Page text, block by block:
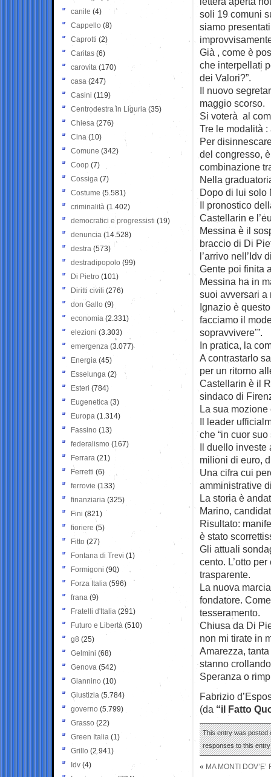
soli 19 comuni
siamo
Già , come è
che interpellati
dei Valori?”.
Il nuovo
maggio scorso.
Si voterà al
Tre le modalità
Per
del congresso,
combinazione
Nella
Dopo di lui solo
Il pronostico
Castellarin e
Messina è il
braccio di Di
l’arrivo nell’Idv
Gente poi finita
Messina ha in
suoi avversari a
Ignazio è
facciamo il
sopravvivere’”.
In pratica, la
A contrastarlo
per un ritorno
Castellarin è il
sindaco di
La sua mozione
Il leader
che “in cuor
Il duello investe
milioni di euro,
Una cifra cui
amministrative
La storia è
Marino,
Risultato:
è stato
Gli attuali
cento. L’otto
trasparente.
La nuova
fondatore.
tesseramento.
Chiusa da Di
non mi tirate in
Amarezza,
stanno
Speranza o
Fabrizio
(da “il Fatto
This entry was posted
responses to this
« MA MONTI DOV’E’
canile (4)
Cappello (8)
Caprotti (2)
Caritas (6)
carovita (170)
casa (247)
Casini (119)
Centrodestra in Liguria (35)
Chiesa (276)
Cina (10)
Comune (342)
Coop (7)
Cossiga (7)
Costume (5.581)
criminalità (1.402)
democratici e progressisti (19)
denuncia (14.528)
destra (573)
destradipopolo (99)
Di Pietro (101)
Diritti civili (276)
don Gallo (9)
economia (2.331)
elezioni (3.303)
emergenza (3.077)
Energia (45)
Esselunga (2)
Esteri (784)
Eugenetica (3)
Europa (1.314)
Fassino (13)
federalismo (167)
Ferrara (21)
Ferretti (6)
ferrovie (133)
finanziaria (325)
Fini (821)
fioriere (5)
Fitto (27)
Fontana di Trevi (1)
Formigoni (90)
Forza Italia (596)
frana (9)
Fratelli d'Italia (291)
Futuro e Libertà (510)
g8 (25)
Gelmini (68)
Genova (542)
Giannino (10)
Giustizia (5.784)
governo (5.799)
Grasso (22)
Green Italia (1)
Grillo (2.941)
Idv (4)